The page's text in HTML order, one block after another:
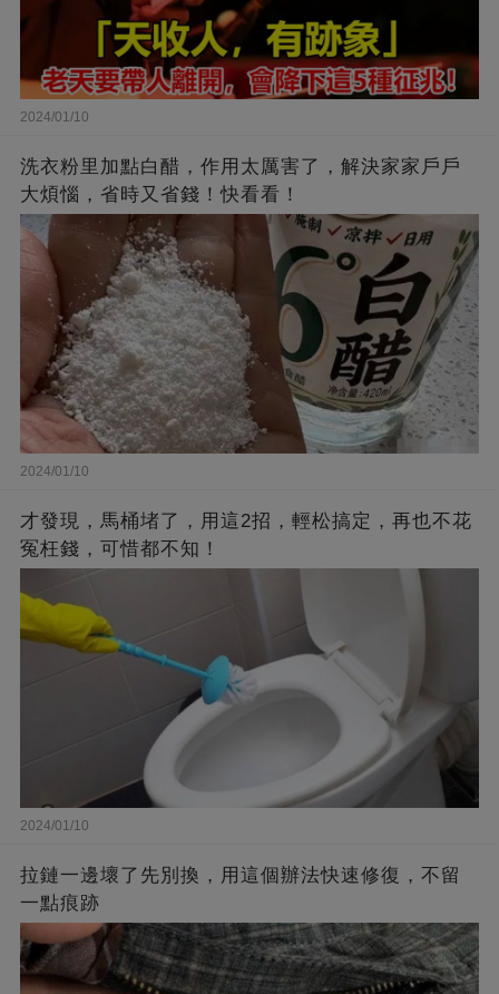
2024/01/10
洗衣粉里加點白醋，作用太厲害了，解決家家戶戶
大煩惱，省時又省錢！快看看！
2024/01/10
才發現，馬桶堵了，用這2招，輕松搞定，再也不花
冤枉錢，可惜都不知！
2024/01/10
拉鏈一邊壞了先別換，用這個辦法快速修復，不留
一點痕跡